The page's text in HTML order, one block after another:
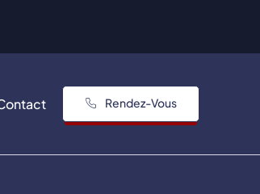
Rendez-Vous